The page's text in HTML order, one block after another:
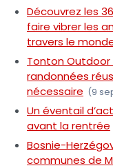
Découvrez les
faire vibrer les
travers le
Tonton
randonnées
nécessaire (9
Un éventail
avant la rentrée
Bosnie-
communes de